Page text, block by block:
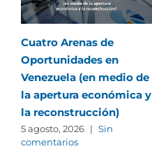
Cuatro Arenas de
Oportunidades en
Venezuela (en medio de
la apertura económica y
la reconstrucción)
5 agosto, 2026 | Sin
comentarios